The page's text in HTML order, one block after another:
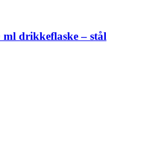
ml drikkeflaske – stål